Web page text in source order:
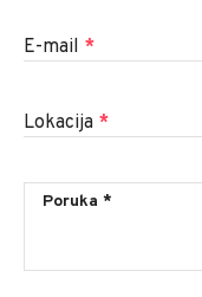
E-mail *
Lokacija *